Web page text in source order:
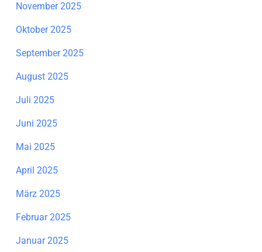
November 2025
Oktober 2025
September 2025
August 2025
Juli 2025
Juni 2025
Mai 2025
April 2025
März 2025
Februar 2025
Januar 2025